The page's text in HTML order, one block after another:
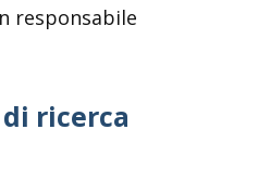
responsabile
ricerca